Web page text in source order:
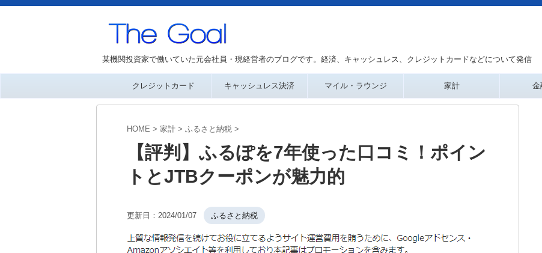
某機関投資家で働いていた元会社員・現経営者のブログです。経済、キャッシュレス、クレジットカードなどについて発信
クレジットカード キャッシュレス決済 マイル・ラウンジ 家計 金
HOME > 家計 > ふるさと納税 >
【評判】ふるぽを7年使った口コミ！ポイン
トとJTBクーポンが魅力的
更新日： 2024/01/07 ふるさと納税